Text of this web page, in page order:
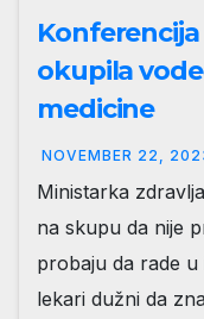
Konferencija
okupila
medicine
NOVEMBER 22,
Ministarka
na skupu da nije
probaju da rade
lekari dužni da